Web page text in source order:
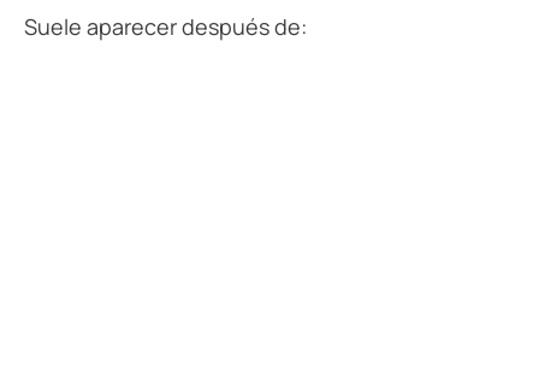
Suele aparecer después de: